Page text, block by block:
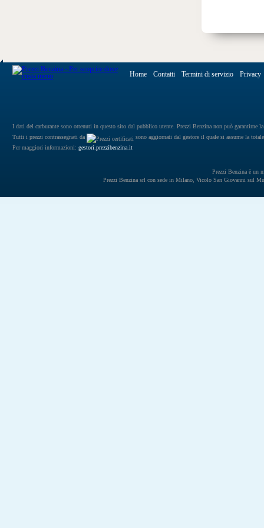
Home Contatti Termini di servizio Privacy
I dati del carburante sono ottenuti in questo sito dal pubblico utente. Prezzi Benzina non può garantirne
Tutti i prezzi contrassegnati da
sono aggiornati dal gestore il quale si assume la
Per maggiori informazioni: gestori.prezzibenzina.it
Prezzi Benzina è un
Prezzi Benzina srl con sede in Milano, Vicolo San Giovanni sul